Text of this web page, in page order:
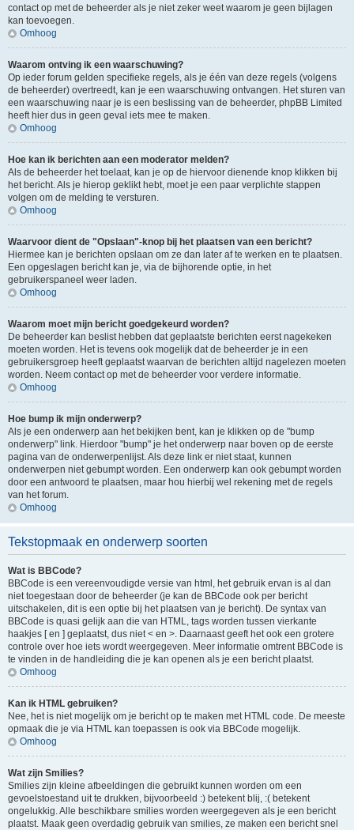
contact op met de beheerder als je niet zeker weet waarom je geen bijlagen
kan toevoegen.
Omhoog
Waarom ontving ik een waarschuwing?
Op ieder forum gelden specifieke regels, als je één van deze regels (volgens
de beheerder) overtreedt, kan je een waarschuwing ontvangen. Het sturen van
een waarschuwing naar je is een beslissing van de beheerder, phpBB Limited
heeft hier dus in geen geval iets mee te maken.
Omhoog
Hoe kan ik berichten aan een moderator melden?
Als de beheerder het toelaat, kan je op de hiervoor dienende knop klikken bij
het bericht. Als je hierop geklikt hebt, moet je een paar verplichte stappen
volgen om de melding te versturen.
Omhoog
Waarvoor dient de "Opslaan"-knop bij het plaatsen van een bericht?
Hiermee kan je berichten opslaan om ze dan later af te werken en te plaatsen.
Een opgeslagen bericht kan je, via de bijhorende optie, in het
gebruikerspaneel weer laden.
Omhoog
Waarom moet mijn bericht goedgekeurd worden?
De beheerder kan beslist hebben dat geplaatste berichten eerst nagekeken
moeten worden. Het is tevens ook mogelijk dat de beheerder je in een
gebruikersgroep heeft geplaatst waarvan de berichten altijd nagelezen moeten
worden. Neem contact op met de beheerder voor verdere informatie.
Omhoog
Hoe bump ik mijn onderwerp?
Als je een onderwerp aan het bekijken bent, kan je klikken op de "bump
onderwerp" link. Hierdoor "bump" je het onderwerp naar boven op de eerste
pagina van de onderwerpenlijst. Als deze link er niet staat, kunnen
onderwerpen niet gebumpt worden. Een onderwerp kan ook gebumpt worden
door een antwoord te plaatsen, maar hou hierbij wel rekening met de regels
van het forum.
Omhoog
Tekstopmaak en onderwerp soorten
Wat is BBCode?
BBCode is een vereenvoudigde versie van html, het gebruik ervan is al dan
niet toegestaan door de beheerder (je kan de BBCode ook per bericht
uitschakelen, dit is een optie bij het plaatsen van je bericht). De syntax van
BBCode is quasi gelijk aan die van HTML, tags worden tussen vierkante
haakjes [ en ] geplaatst, dus niet < en >. Daarnaast geeft het ook een grotere
controle over hoe iets wordt weergegeven. Meer informatie omtrent BBCode is
te vinden in de handleiding die je kan openen als je een bericht plaatst.
Omhoog
Kan ik HTML gebruiken?
Nee, het is niet mogelijk om je bericht op te maken met HTML code. De meeste
opmaak die je via HTML kan toepassen is ook via BBCode mogelijk.
Omhoog
Wat zijn Smilies?
Smilies zijn kleine afbeeldingen die gebruikt kunnen worden om een
gevoelstoestand uit te drukken, bijvoorbeeld :) betekent blij, :( betekent
ongelukkig. Alle beschikbare smilies worden weergegeven als je een bericht
plaatst. Maak geen overdadig gebruik van smilies, ze maken een bericht snel